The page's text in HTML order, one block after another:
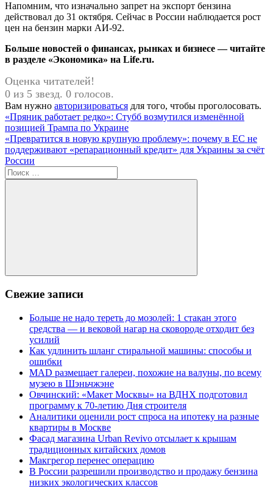
Напомним, что изначально запрет на экспорт бензина
действовал до 31 октября. Сейчас в России наблюдается рост
цен на бензин марки АИ-92.
Больше новостей о финансах, рынках и бизнесе — читайте
в разделе «Экономика» на Life.ru.
Оценка читателей!
0 из 5 звезд. 0 голосов.
Вам нужно авторизироваться для того, чтобы проголосовать.
Навигация
по
записям
Предыдущая
запись:
«Пряник работает редко»: Стубб возмутился изменённой
позицией Трампа по Украине
Следующая
запись:
«Превратится в новую крупную проблему»: почему в ЕС не
поддерживают «репарационный кредит» для Украины за счёт
России
Поиск
для:
Поиск
Свежие записи
Больше не надо тереть до мозолей: 1 стакан этого
средства — и вековой нагар на сковороде отходит без
усилий
Как удлинить шланг стиральной машины: способы и
ошибки
MAD размещает галереи, похожие на валуны, по всему
музею в Шэньчжэне
Овчинский: «Макет Москвы» на ВДНХ подготовил
программу к 70-летию Дня строителя
Аналитики оценили рост спроса на ипотеку на разные
квартиры в Москве
Фасад магазина Urban Revivo отсылает к крышам
традиционных китайских домов
Макгрегор перенес операцию
В России разрешили производство и продажу бензина
низких экологических классов